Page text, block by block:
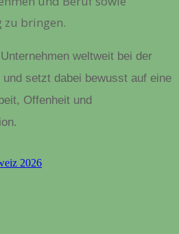
zu bringen.
weltweit bei der
setzt dabei bewusst auf eine
Offenheit und
2026